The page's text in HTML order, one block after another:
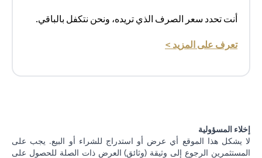
أنت تحدد سعر الصرف الذي تريده، ونحن نتكفل بالباقي.
تعرف على المزيد >
إخلاء المسؤولية
لا يشكل هذا الموقع أي عرض أو استدراج للشراء أو البيع. يجب على
المستثمرين الرجوع إلى وثيقة (وثائق) العرض ذات الصلة للحصول على